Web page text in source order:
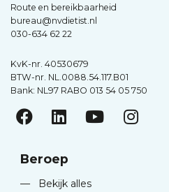
Route en bereikbaarheid
bureau@nvdietist.nl
030-634 62 22
KvK-nr. 40530679
BTW-nr. NL.0088.54.117.B01
Bank: NL97 RABO 013 54 05 750
Beroep
—
Bekijk alles